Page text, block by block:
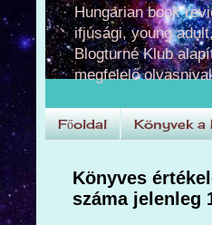
Hungarian book
ifjúsági, young
Blogturné Klub
megfelelő
Főoldal Könyvek
Könyves
száma jelenleg